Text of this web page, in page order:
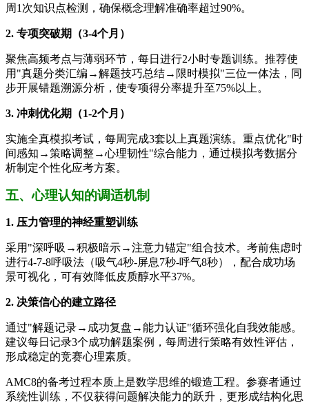
周1次知识点检测，确保概念理解准确率超过90%。
2. 专项突破期（3-4个月）
聚焦高频考点与薄弱环节，每日进行2小时专题训练。推荐使
用"真题分类汇编→解题技巧总结→限时模拟"三位一体法，同
步开展错题溯源分析，使专项得分率提升至75%以上。
3. 冲刺优化期（1-2个月）
实施全真模拟考试，每周完成3套以上真题演练。重点优化"时
间感知→策略调整→心理韧性"综合能力，通过模拟考数据分
析制定个性化应考方案。
五、心理认知的调适机制
1. 压力管理的神经重塑训练
采用"深呼吸→积极暗示→注意力锚定"组合技术。考前焦虑时
进行4-7-8呼吸法（吸气4秒-屏息7秒-呼气8秒），配合成功场
景可视化，可有效降低皮质醇水平37%。
2. 决策信心的建立路径
通过"解题记录→成功复盘→能力认证"循环强化自我效能感。
建议每日记录3个成功解题案例，每周进行策略有效性评估，
形成稳定的竞赛心理素质。
AMC8的备考过程本质上是数学思维的锻造工程。参赛者通过
系统性训练，不仅获得问题解决能力的跃升，更形成结构化思